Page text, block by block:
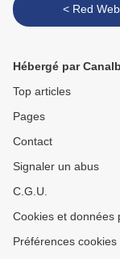
< Red
Hébergé par
Top articles
Pages
Contact
Signaler un abus
C.G.U.
Cookies et données
Préférences cookies